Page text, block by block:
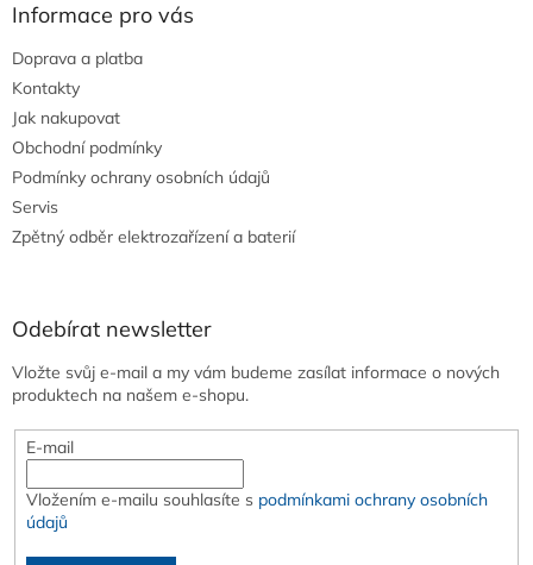
Informace pro vás
Doprava a platba
Kontakty
Jak nakupovat
Obchodní podmínky
Podmínky ochrany osobních údajů
Servis
Zpětný odběr elektrozařízení a baterií
Odebírat newsletter
Vložte svůj e-mail a my vám budeme zasílat informace o nových
produktech na našem e-shopu.
E-mail
Vložením e-mailu souhlasíte s podmínkami ochrany osobních
údajů